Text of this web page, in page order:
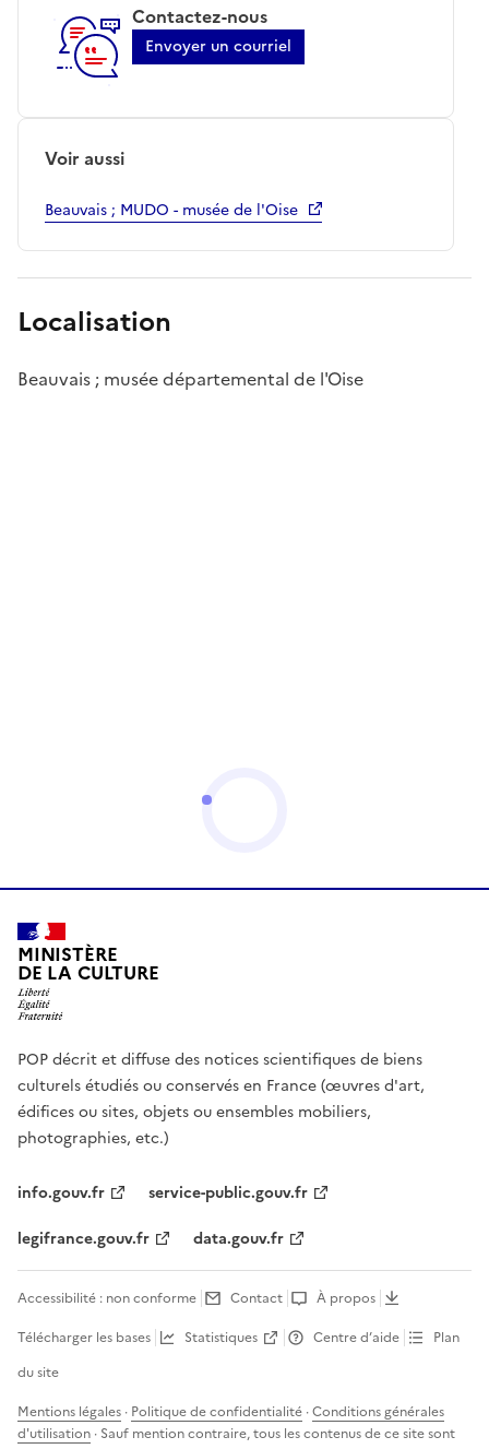
Contactez-nous
Envoyer un courriel
Voir aussi
Beauvais ; MUDO - musée de l'Oise
Localisation
Beauvais ; musée départemental de l'Oise
MINISTÈRE
DE LA CULTURE
POP décrit et diffuse des notices scientifiques de biens
culturels étudiés ou conservés en France (œuvres d'art,
édifices ou sites, objets ou ensembles mobiliers,
photographies, etc.)
info.gouv.fr
service-public.gouv.fr
legifrance.gouv.fr
data.gouv.fr
Accessibilité : non conforme Contact
À propos
Télécharger les bases
Statistiques Centre d’aide
Plan
du site
Mentions légales · Politique de confidentialité ·Conditions générales
d'utilisation · Sauf mention contraire, tous les contenus de ce site sont